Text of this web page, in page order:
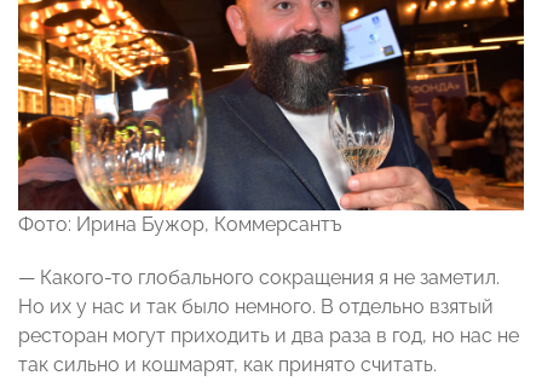
Фото: Ирина Бужор, Коммерсантъ
— Какого-то глобального сокращения я не заметил.
Но их у нас и так было немного. В отдельно взятый
ресторан могут приходить и два раза в год, но нас не
так сильно и кошмарят, как принято считать.